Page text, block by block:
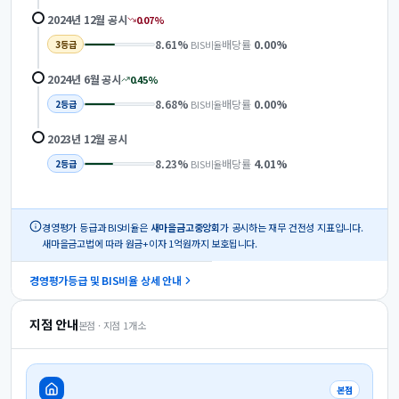
2024년 12월 공시 0.07%
3등급 8.61% BIS비율배당률 0.00%
2024년 6월공시 0.45%
2등급 8.68% BIS비율배당률 0.00%
2023년 12월 공시
2등급 8.23% BIS비율배당률 4.01%
경영평가 등급과 BIS비율은 새마을금고중앙회가 공시하는 재무 건전성 지표입니다.
새마을금고법에 따라 원금+이자 1억원까지 보호됩니다.
경영평가등급 및 BIS비율 상세 안내
지점 안내본점 · 지점 1개소
본점